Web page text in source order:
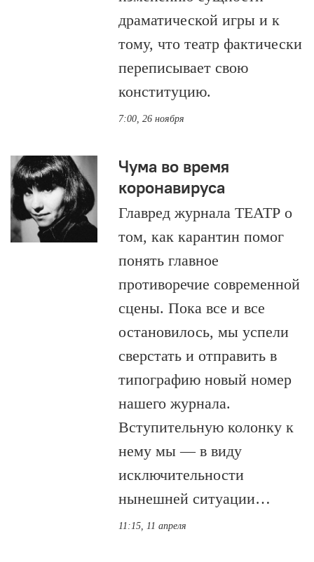
драматической игры и к
тому, что театр фактически
переписывает свою
конституцию.
7:00, 26 ноября
Чума во время
коронавируса
Главред журнала ТЕАТР о
том, как карантин помог
понять главное
противоречие современной
сцены. Пока все и все
остановилось, мы успели
сверстать и отправить в
типографию новый номер
нашего журнала.
Вступительную колонку к
нему мы — в виду
исключительности
нынешней ситуации…
11:15, 11 апреля